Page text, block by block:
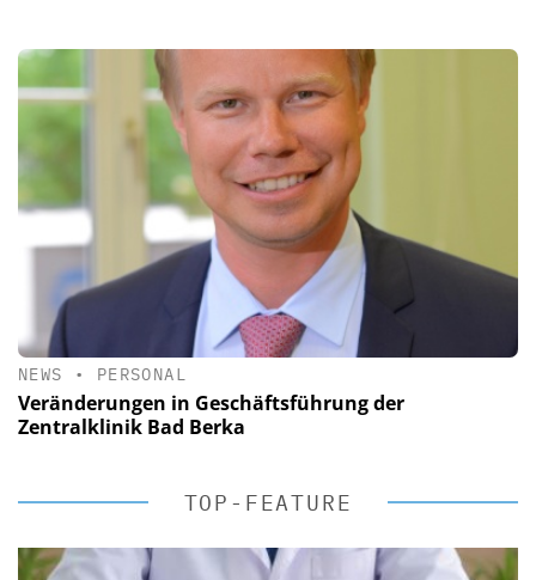
NEWS • PERSONAL
Veränderungen in Geschäftsführung der
Zentralklinik Bad Berka
TOP-FEATURE